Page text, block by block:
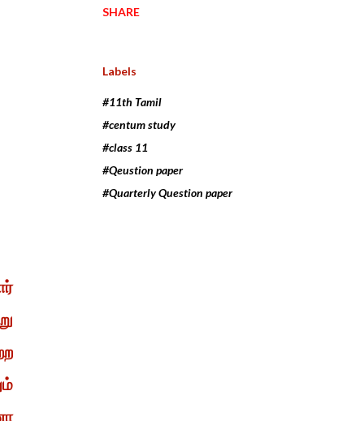
SHARE
Labels
#11th Tamil
#centum study
#class 11
#Qeustion paper
#Quarterly Question paper